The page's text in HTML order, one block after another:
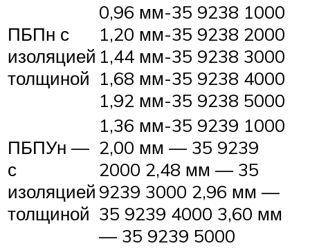
ПБПн с
изоляцией
толщиной
0,96 мм-35 9238 1000
1,20 мм-35 9238 2000
1,44 мм-35 9238 3000
1,68 мм-35 9238 4000
1,92 мм-35 9238 5000
ПБПУн —
с
изоляцией
толщиной
1,36 мм-35 9239 1000
2,00 мм — 35 9239
2000 2,48 мм — 35
9239 3000 2,96 мм —
35 9239 4000 3,60 мм
— 35 9239 5000